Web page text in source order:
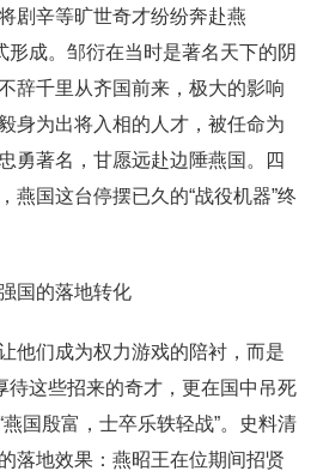
剧辛等旷世奇才纷纷奔赴燕
形成。邹衍在当时是著名天下的阴
辞千里从齐国前来，极大的影响
身为出将入相的人才，被任命为
勇著名，甘愿远赴边陲燕国。四
燕国这台停摆已久的“战役机器”终
国的落地转化
他们成为权力游戏的陪衬，而是
待这些招来的奇才，更在国中吊死
国殷富，士卒乐轶轻战”。史料清
落地效果：燕昭王在位期间招贤